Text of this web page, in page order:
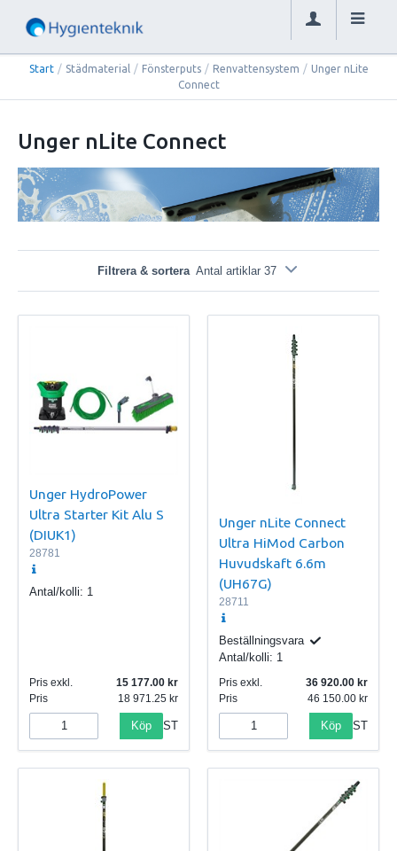
Start / Städmaterial / Fönsterputs / Renvattensystem / Unger nLite
Connect
Unger nLite Connect
Filtrera & sortera Antal artiklar 37
Unger HydroPower
Ultra Starter Kit Alu S
(DIUK1)
28781
Antal/kolli: 1
Pris exkl.
15 177.00
Pris
18 971.25
Köp ST
Unger nLite Connect
Ultra HiMod Carbon
Huvudskaft 6.6m
(UH67G)
28711
Beställningsvara
Antal/kolli: 1
Pris exkl.
36 920.00
Pris
46 150.00
Köp ST